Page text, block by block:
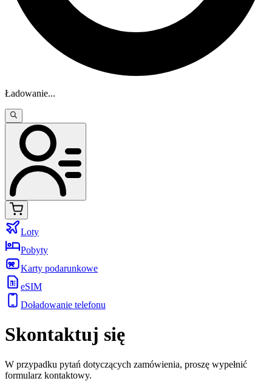
Ładowanie...
Loty
Pobyty
Karty podarunkowe
eSIM
Doładowanie telefonu
Skontaktuj się
W przypadku pytań dotyczących zamówienia, proszę wypełnić
formularz kontaktowy.